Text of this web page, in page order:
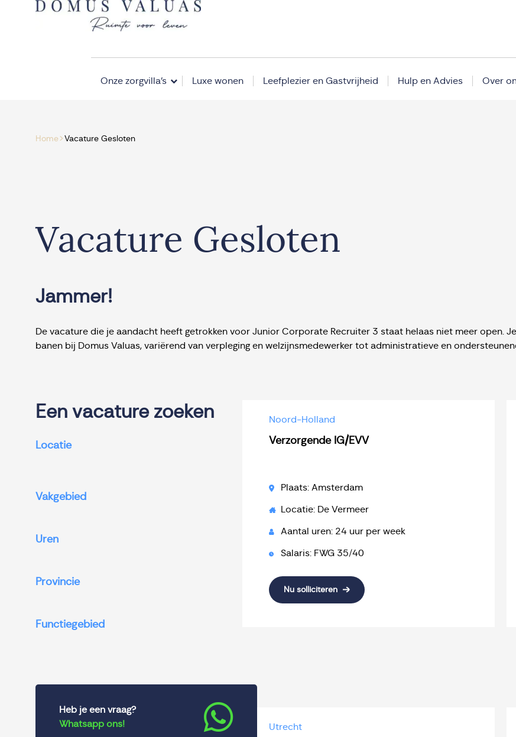
Navigatie overslaan
Onze zorgvilla’s Luxe wonen Leefplezier en Gastvrijheid Hulp en Advies Over
Home> Vacature Gesloten
Vacature Gesloten
Jammer!
De vacature die je aandacht heeft getrokken voor Junior Corporate Recruiter 3 staat helaas niet meer open.
banen bij Domus Valuas, variërend van verpleging en welzijnsmedewerker tot administratieve en
Een vacature zoeken
Locatie
Vakgebied
Uren
Provincie
Functiegebied
Heb je een vraag?
Whatsapp ons!
Noord-Holland
Verzorgende IG/EVV
Plaats: Amsterdam
Locatie: De Vermeer
Aantal uren: 24 uur per week
Salaris: FWG 35/40
Nu solliciteren
Utrecht